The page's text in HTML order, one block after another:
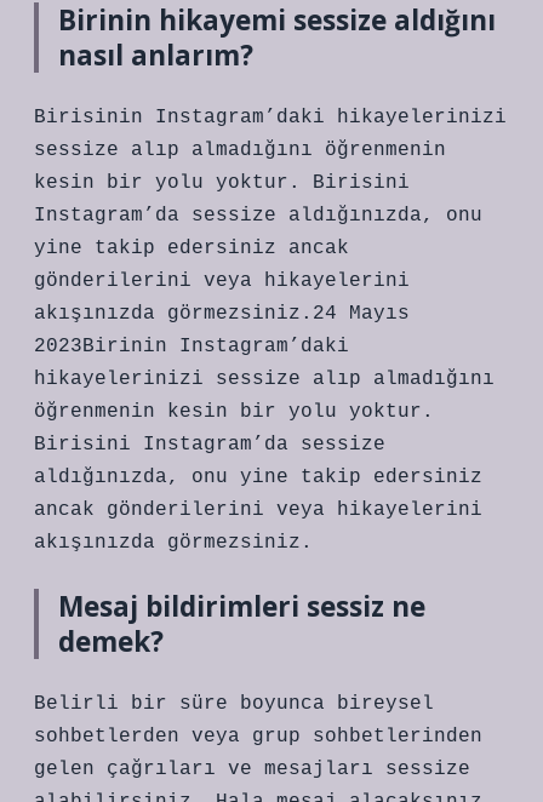
Birinin hikayemi sessize aldığını
nasıl anlarım?
Birisinin Instagram’daki hikayelerinizi
sessize alıp almadığını öğrenmenin
kesin bir yolu yoktur. Birisini
Instagram’da sessize aldığınızda, onu
yine takip edersiniz ancak
gönderilerini veya hikayelerini
akışınızda görmezsiniz.24 Mayıs
2023Birinin Instagram’daki
hikayelerinizi sessize alıp almadığını
öğrenmenin kesin bir yolu yoktur.
Birisini Instagram’da sessize
aldığınızda, onu yine takip edersiniz
ancak gönderilerini veya hikayelerini
akışınızda görmezsiniz.
Mesaj bildirimleri sessiz ne
demek?
Belirli bir süre boyunca bireysel
sohbetlerden veya grup sohbetlerinden
gelen çağrıları ve mesajları sessize